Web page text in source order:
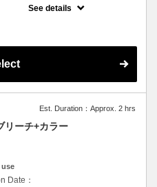
See details
Est. Duration：Approx. 2 hrs
リーチ+カラー
use
Date：